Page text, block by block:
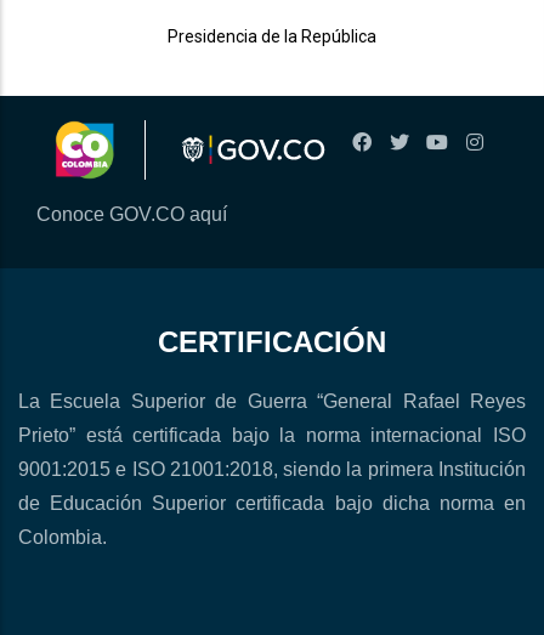
Presidencia de la República
Conoce GOV.CO aquí
CERTIFICACIÓN
La Escuela Superior de Guerra “General Rafael Reyes
Prieto” está certificada bajo la norma internacional ISO
9001:2015 e ISO 21001:2018, siendo la primera Institución
de Educación Superior certificada bajo dicha norma en
Colombia.